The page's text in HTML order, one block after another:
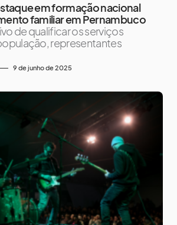
em formação nacional
familiar em Pernambuco
de qualificar os serviços
representantes
9 de junho de 2025